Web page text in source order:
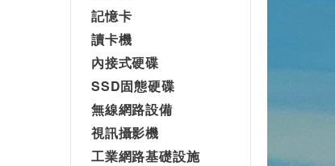
記憶卡
讀卡機
內接式硬碟
SSD固態硬碟
無線網路設備
視訊攝影機
工業網路基礎設施